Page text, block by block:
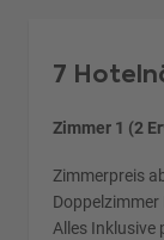
7
Zimmer 1 (2
Zimmerpreis
Doppelzimmer
Alles Inklusive